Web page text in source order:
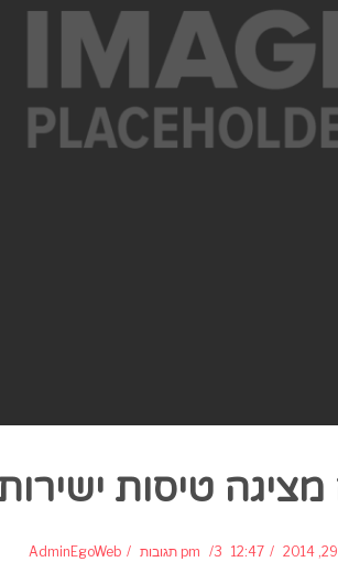
טיסות
12:47 pm 3 תגובות AdminEgoWeb